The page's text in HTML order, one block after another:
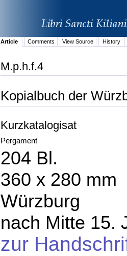
Article Comments View Source History
M.p.h.f.4
Kopialbuch der
Kurzkatalogisat
Pergament
204 Bl.
360 x 280 mm
Würzburg
nach Mitte 15.
zur